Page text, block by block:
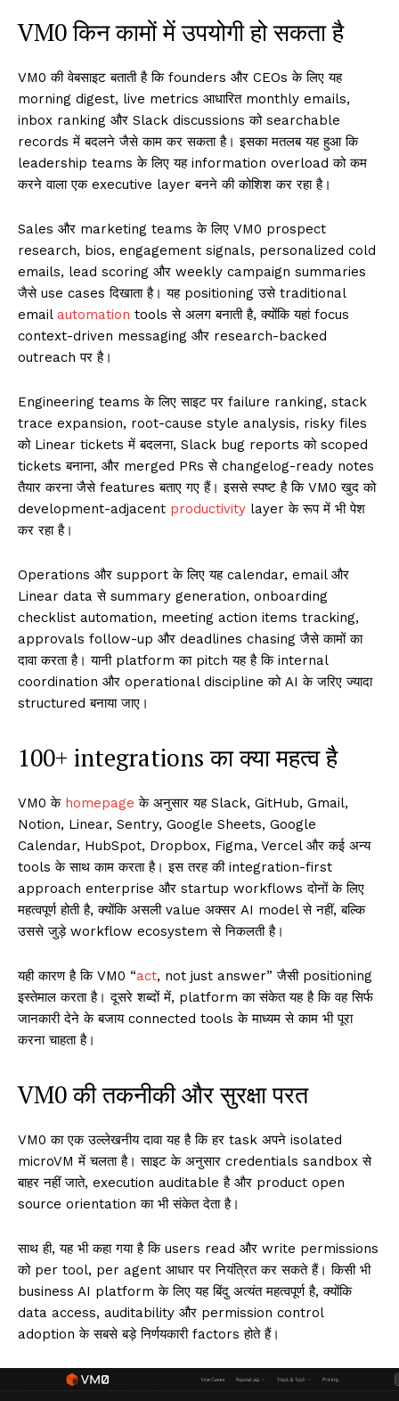
VM0 किन कामों में उपयोगी हो सकता है
VM0 की वेबसाइट बताती है कि founders और CEOs के लिए यह
morning digest, live metrics आधारित monthly emails,
inbox ranking और Slack discussions को searchable
records में बदलने जैसे काम कर सकता है। इसका मतलब यह हुआ कि
leadership teams के लिए यह information overload को कम
करने वाला एक executive layer बनने की कोशिश कर रहा है।
Sales और marketing teams के लिए VM0 prospect
research, bios, engagement signals, personalized cold
emails, lead scoring और weekly campaign summaries
जैसे use cases दिखाता है। यह positioning उसे traditional
email automation tools से अलग बनाती है, क्योंकि यहां focus
context-driven messaging और research-backed
outreach पर है।
Engineering teams के लिए साइट पर failure ranking, stack
trace expansion, root-cause style analysis, risky files
को Linear tickets में बदलना, Slack bug reports को scoped
tickets बनाना, और merged PRs से changelog-ready notes
तैयार करना जैसे features बताए गए हैं। इससे स्पष्ट है कि VM0 खुद को
development-adjacent productivity layer के रूप में भी पेश
कर रहा है।
Operations और support के लिए यह calendar, email और
Linear data से summary generation, onboarding
checklist automation, meeting action items tracking,
approvals follow-up और deadlines chasing जैसे कामों का
दावा करता है। यानी platform का pitch यह है कि internal
coordination और operational discipline को AI के जरिए ज्यादा
structured बनाया जाए।
100+ integrations का क्या महत्व है
VM0 के homepage के अनुसार यह Slack, GitHub, Gmail,
Notion, Linear, Sentry, Google Sheets, Google
Calendar, HubSpot, Dropbox, Figma, Vercel और कई अन्य
tools के साथ काम करता है। इस तरह की integration-first
approach enterprise और startup workflows दोनों के लिए
महत्वपूर्ण होती है, क्योंकि असली value अक्सर AI model से नहीं, बल्कि
उससे जुड़े workflow ecosystem से निकलती है।
यही कारण है कि VM0 “act, not just answer” जैसी positioning
इस्तेमाल करता है। दूसरे शब्दों में, platform का संकेत यह है कि वह सिर्फ
जानकारी देने के बजाय connected tools के माध्यम से काम भी पूरा
करना चाहता है।
VM0 की तकनीकी और सुरक्षा परत
VM0 का एक उल्लेखनीय दावा यह है कि हर task अपने isolated
microVM में चलता है। साइट के अनुसार credentials sandbox से
बाहर नहीं जाते, execution auditable है और product open
source orientation का भी संकेत देता है।
साथ ही, यह भी कहा गया है कि users read और write permissions
को per tool, per agent आधार पर नियंत्रित कर सकते हैं। किसी भी
business AI platform के लिए यह बिंदु अत्यंत महत्वपूर्ण है, क्योंकि
data access, auditability और permission control
adoption के सबसे बड़े निर्णयकारी factors होते हैं।